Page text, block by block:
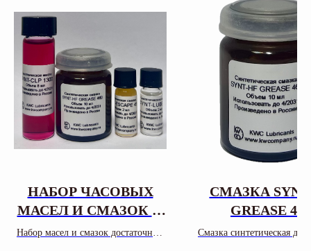
НАБОР ЧАСОВЫХ
МАСЕЛ И СМАЗОК 2-
10 мл
Набор масел и смазок достаточных
СМАЗКА
GREASE 460
Смазка синтетическая для